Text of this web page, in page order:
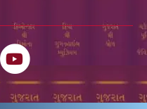
Youtube